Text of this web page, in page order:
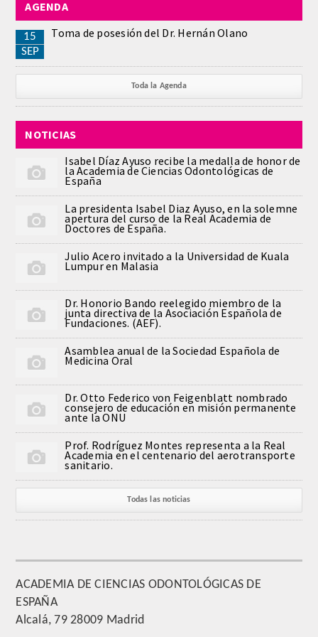
REGLAMENTO
ACADEMICOS
CIENCIAS BASICAS MEDICAS
AFINES A LA ODONTOLOGIA
HUMANIDADES Y CIENCIAS
MEDICO-JURIDICAS
PREVENCION,PROMOCION DE LA
SALUD Y GESTION NUEVAS
ESTOMATOLOGIA MEDICO-
ODONTOLOGIA CONSERVADORA
ORTOGNATIA
NÚMERO
Número de Medalla
SUPERNUMERARIOS
HONOR
AGENDA
15
SEP
Toma de posesión del Dr. Hernán Olano
Toda la Agenda
NOTICIAS
Isabel Díaz Ayuso recibe la medalla de honor de
la Academia de Ciencias Odontológicas de
España
La presidenta Isabel Diaz Ayuso, en la solemne
apertura del curso de la Real Academia de
Doctores de España.
Julio Acero invitado a la Universidad de Kuala
Lumpur en Malasia
Dr. Honorio Bando reelegido miembro de la
junta directiva de la Asociación Española de
Fundaciones. (AEF).
Asamblea anual de la Sociedad Española de
Medicina Oral
Dr. Otto Federico von Feigenblatt nombrado
consejero de educación en misión permanente
ante la ONU
Prof. Rodríguez Montes representa a la Real
Academia en el centenario del aerotransporte
sanitario.
Todas las noticias
ACADEMIA DE CIENCIAS ODONTOLÓGICAS DE
ESPAÑA
Alcalá, 79 28009 Madrid